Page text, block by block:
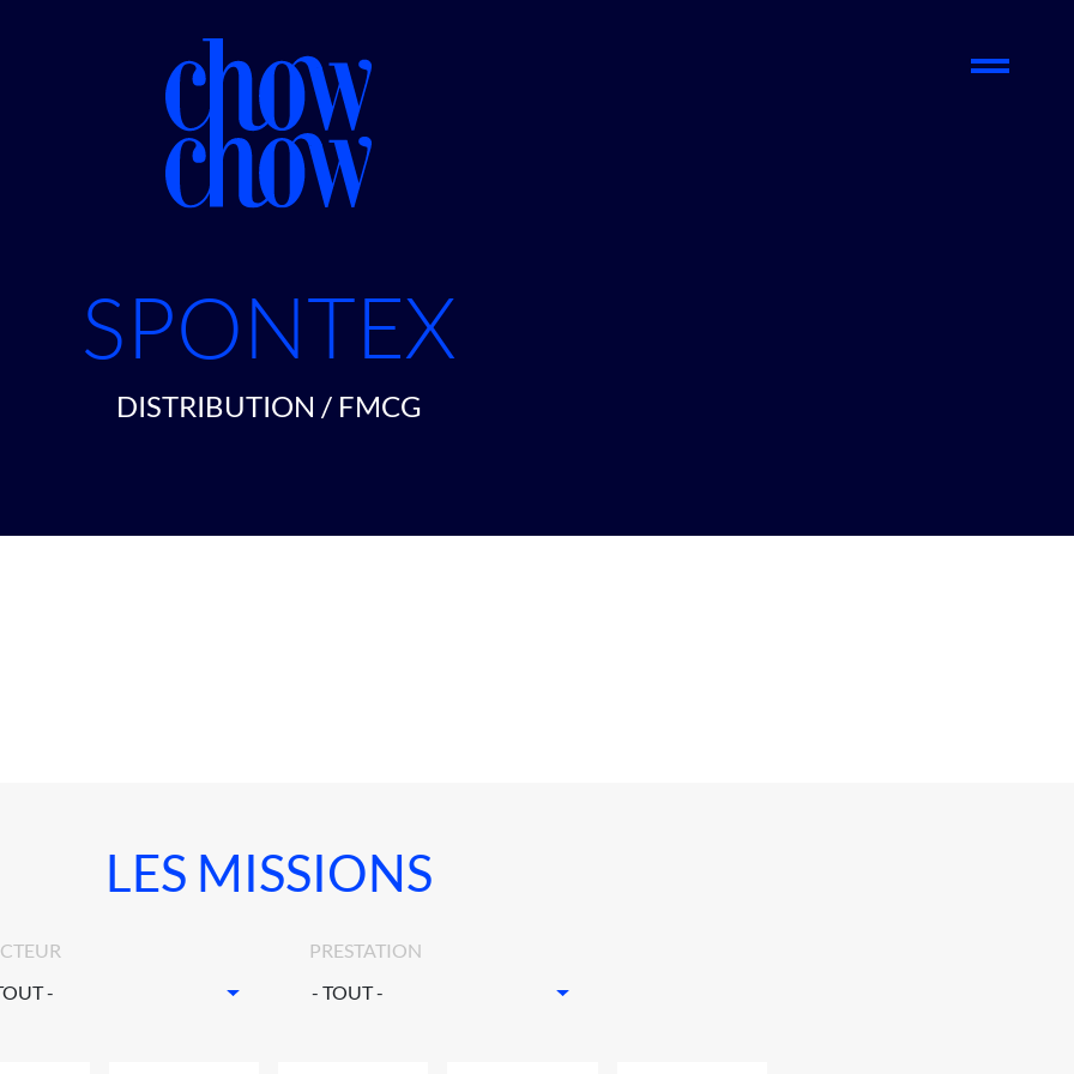
SPONTEX
DISTRIBUTION / FMCG
LES MISSIONS
PRESTATION